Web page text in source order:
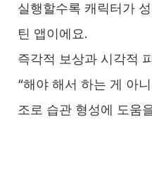
실행할수록 캐릭터가
틴 앱이에요.
즉각적 보상과 시각적
“해야 해서 하는 게 아
조로 습관 형성에 도움